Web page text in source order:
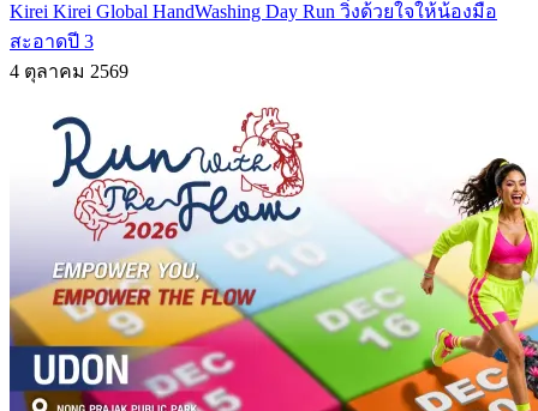
Kirei Kirei Global HandWashing Day Run วิ่งด้วยใจให้น้องมือ
สะอาดปี 3
4 ตุลาคม 2569